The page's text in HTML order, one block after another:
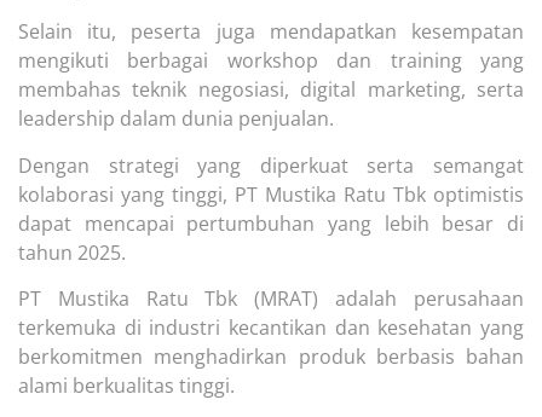
Selain itu, peserta juga mendapatkan kesempatan
mengikuti berbagai workshop dan training yang
membahas teknik negosiasi, digital marketing, serta
leadership dalam dunia penjualan.
Dengan strategi yang diperkuat serta semangat
kolaborasi yang tinggi, PT Mustika Ratu Tbk optimistis
dapat mencapai pertumbuhan yang lebih besar di
tahun 2025.
PT Mustika Ratu Tbk (MRAT) adalah perusahaan
terkemuka di industri kecantikan dan kesehatan yang
berkomitmen menghadirkan produk berbasis bahan
alami berkualitas tinggi.